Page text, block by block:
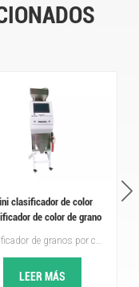
clasificador de color
de color de grano
de garantía
clasificador de granos por color es una máquina utilizada para clasificar granos, semillas y otros artículos pequeños por color. Usan una combinación de sensores CCD y cámaras para detectar el color de cada artículo y luego clasificarlos en contenedores separados según su color. Clasificadoras de granos por color se utilizan en una variedad de industrias, que incluyen procesamiento de alimentos, agricultura, productos farmacéuticos y más.
LEER MÁS